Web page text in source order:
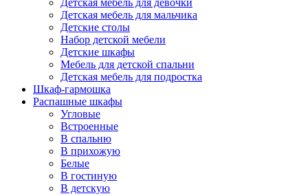
Детская мебель для девочки
Детская мебель для мальчика
Детские столы
Набор детской мебели
Детские шкафы
Мебель для детской спальни
Детская мебель для подростка
Шкаф-гармошка
Распашные шкафы
Угловые
Встроенные
В спальню
В прихожую
Белые
В гостиную
В детскую